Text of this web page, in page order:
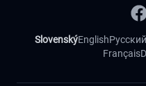
SlovenskýEnglishРусский
Français